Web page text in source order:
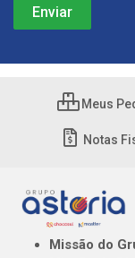
Meus
Notas
Missão do